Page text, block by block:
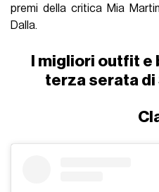
premi della critica Mia
Dalla.
I migliori outfit
terza serata